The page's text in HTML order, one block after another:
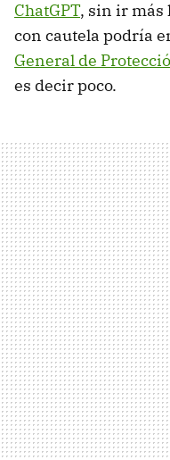
ChatGPT, sin ir más
con cautela podría
General de
es decir poco.